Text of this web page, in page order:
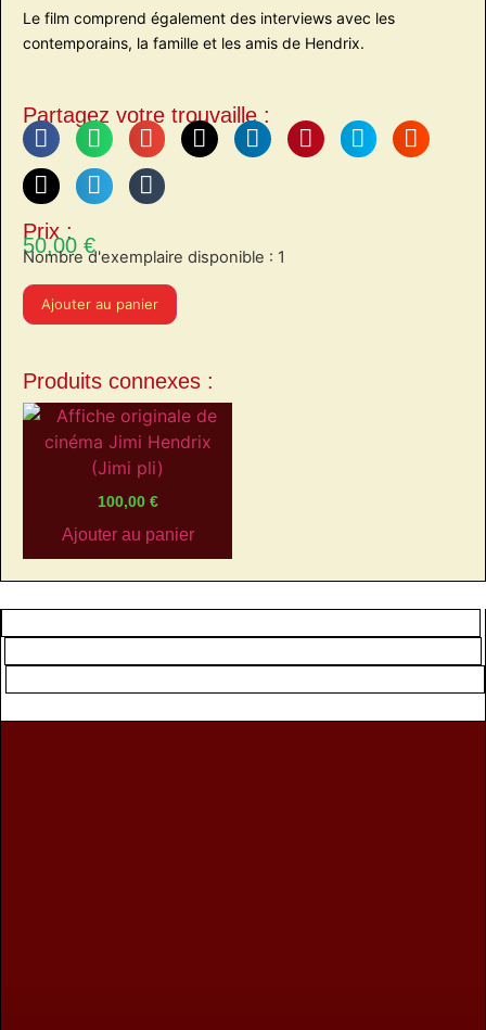
Le film comprend également des interviews avec les
contemporains, la famille et les amis de Hendrix.
Partagez votre trouvaille :
Prix :
50,00 €
Nombre d'exemplaire disponible : 1
Ajouter au panier
Produits connexes :
100,00 €
Ajouter au panier